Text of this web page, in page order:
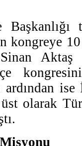
kongreye
Aktaş
ardından
olarak